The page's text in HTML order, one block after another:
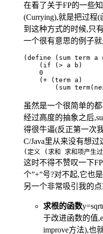
在看了关于FP的一些
(Currying),就是把过程
到这种方式的时候,只
一个很有意思的例子
(define (sum term
    (
if ( > a b)
    0
    (
+ (term
(sum
虽然是一个很简单的
经过高度的抽象之后
得很牛逼(反正第一次
C/Java里从来没有想
(定义 (求和 求和项产生
这时不得不赞叹一下
个”+”号?对不起,它也
另一个非常吸引我的
求根的函数
于改进函数的值
improve方法),也